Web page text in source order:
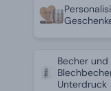
Becher und
Unterdruck